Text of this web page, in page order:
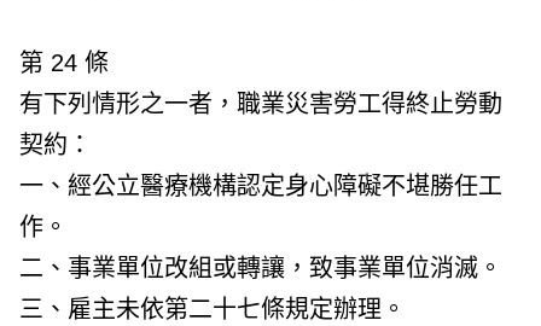
第 24 條
有下列情形之一者，職業災害勞工得終止勞動
契約：
一、經公立醫療機構認定身心障礙不堪勝任工
作。
二、事業單位改組或轉讓，致事業單位消滅。
三、雇主未依第二十七條規定辦理。